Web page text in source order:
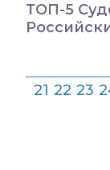
ТОП-5
21 22 23